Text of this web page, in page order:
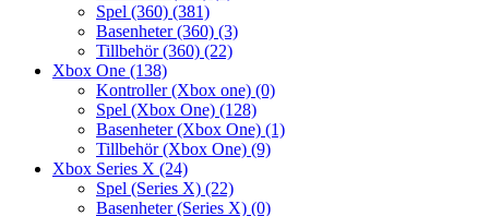
Spel (360) (381)
Basenheter (360) (3)
Tillbehör (360) (22)
Xbox One (138)
Kontroller (Xbox one) (0)
Spel (Xbox One) (128)
Basenheter (Xbox One) (1)
Tillbehör (Xbox One) (9)
Xbox Series X (24)
Spel (Series X) (22)
Basenheter (Series X) (0)